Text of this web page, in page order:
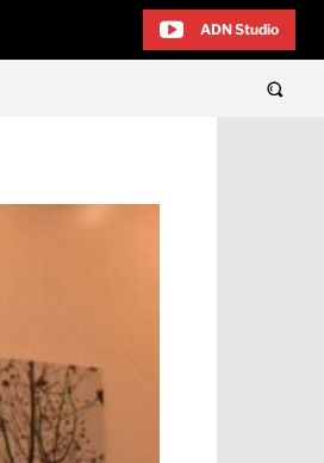
ADN Studio